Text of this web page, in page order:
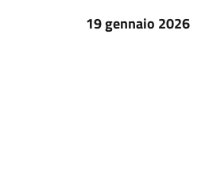
19 gennaio 2026